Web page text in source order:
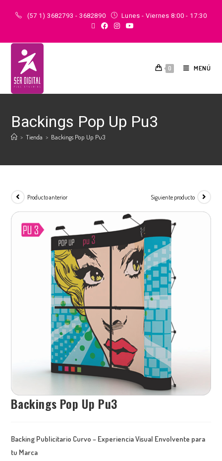
(57 1) 3682793 - 3682890 Lunes - Viernes 8:00 - 17:30
0 MENÚ
Backings Pop Up Pu3
> Tienda > Backings Pop Up Pu3
Producto anterior Siguiente producto
Backings Pop Up Pu3
Backing Publicitario Curvo – Experiencia Visual Envolvente para
tu Marca